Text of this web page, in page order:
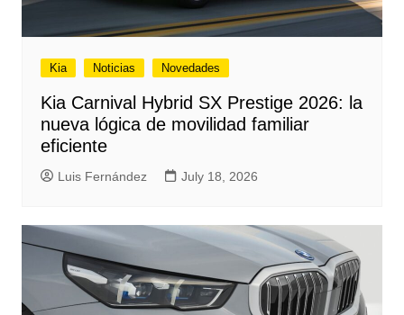
Kia Noticias Novedades
Kia Carnival Hybrid SX Prestige 2026: la
nueva lógica de movilidad familiar
eficiente
Luis Fernández July 18, 2026